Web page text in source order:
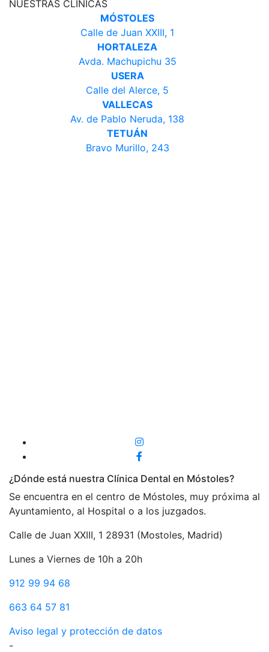
NUESTRAS CLÍNICAS
MÓSTOLES
Calle de Juan XXIII, 1
HORTALEZA
Avda. Machupichu 35
USERA
Calle del Alerce, 5
VALLECAS
Av. de Pablo Neruda, 138
TETUÁN
Bravo Murillo, 243
¿Dónde está nuestra Clínica Dental en Móstoles?
Se encuentra en el centro de Móstoles, muy próxima al
Ayuntamiento, al Hospital o a los juzgados.
Calle de Juan XXIII, 1 28931 (Mostoles, Madrid)
Lunes a Viernes de 10h a 20h
912 99 94 68
663 64 57 81
Aviso legal y protección de datos
-